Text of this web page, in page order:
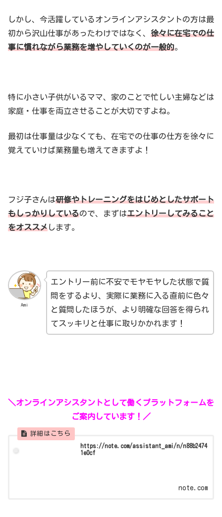
しかし、今活躍しているオンラインアシスタントの方は最
初から沢山仕事があったわけではなく、 徐々に在宅での仕
事に慣れながら業務を増やしていくのが一般的。
特に小さい子供がいるママ、家のことで忙しい主婦などは
家庭・仕事を両立させることが大切ですよね。
最初は仕事量は少なくても、在宅での仕事の仕方を徐々に
覚えていけば業務量も増えてきますよ！
フジ子さんは研修やトレーニングをはじめとしたサポート
もしっかりしているので、まずはエントリーしてみること
をオススメします。
Ami
エントリー前に不安でモヤモヤした状態で質
問をするより、実際に業務に入る直前に色々
と質問したほうが、より明確な回答を得られ
てスッキリと仕事に取りかかれます！
＼オンラインアシスタントとして働くプラットフォームを
ご案内しています！／
https://note.com/assistant_ami/n/n88b2474
1e0cf
note.com